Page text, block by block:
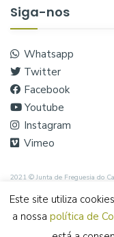
Siga-nos
Whatsapp
Twitter
Facebook
Youtube
Instagram
Vimeo
2021 © Junta de Freguesia do
Este site utiliza
a nossa política de